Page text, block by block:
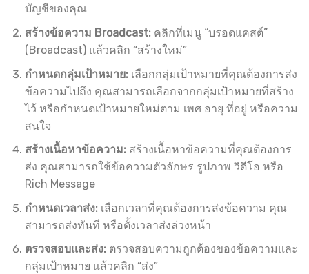
บัญชีของคุณ
สร้างข้อความ Broadcast: คลิกที่เมนู “บรอดแคสต์”
(Broadcast) แล้วคลิก “สร้างใหม่”
กำหนดกลุ่มเป้าหมาย: เลือกกลุ่มเป้าหมายที่คุณต้องการส่ง
ข้อความไปถึง คุณสามารถเลือกจากกลุ่มเป้าหมายที่สร้าง
ไว้ หรือกำหนดเป้าหมายใหม่ตาม เพศ อายุ ที่อยู่ หรือความ
สนใจ
สร้างเนื้อหาข้อความ: สร้างเนื้อหาข้อความที่คุณต้องการ
ส่ง คุณสามารถใช้ข้อความตัวอักษร รูปภาพ วิดีโอ หรือ
Rich Message
กำหนดเวลาส่ง: เลือกเวลาที่คุณต้องการส่งข้อความ คุณ
สามารถส่งทันที หรือตั้งเวลาส่งล่วงหน้า
ตรวจสอบและส่ง: ตรวจสอบความถูกต้องของข้อความและ
กลุ่มเป้าหมาย แล้วคลิก “ส่ง”